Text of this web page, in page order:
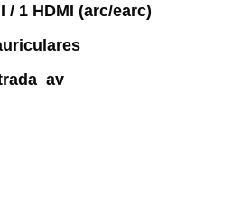
/ 1 HDMI (arc/earc)
av